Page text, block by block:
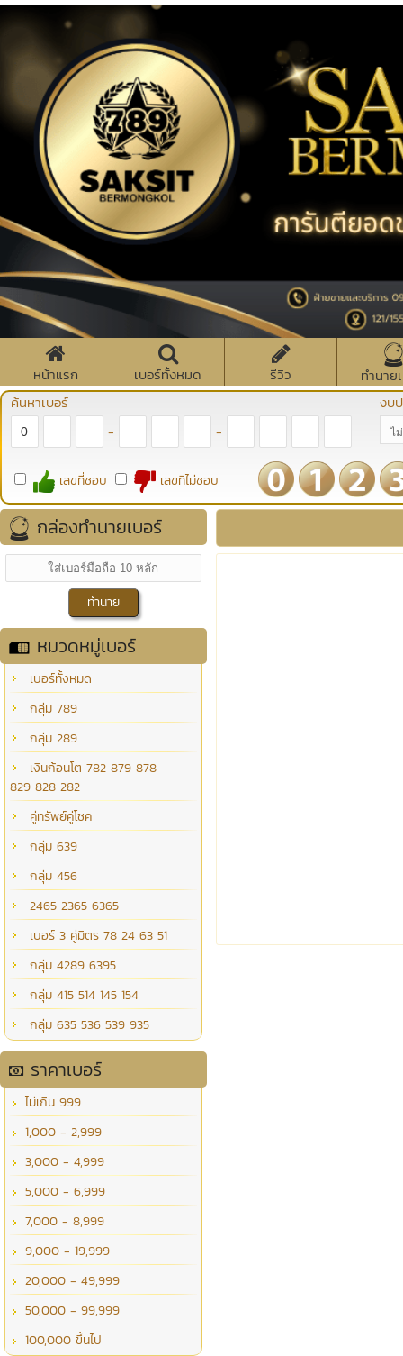
หน้าแรก เบอร์ทั้งหมด รีวิว
ทำนาย
ค้นหาเบอร์
- -
งบ
เลขที่ชอบ เลขที่ไม่ชอบ
กล่องทำนายเบอร์
หมวดหมู่เบอร์
เบอร์ทั้งหมด
กลุ่ม 789
กลุ่ม 289
เงินก้อนโต 782 879 878
829 828 282
คู่ทรัพย์คู่โชค
กลุ่ม 639
กลุ่ม 456
2465 2365 6365
เบอร์ 3 คู่มิตร 78 24 63 51
กลุ่ม 4289 6395
กลุ่ม 415 514 145 154
กลุ่ม 635 536 539 935
ราคาเบอร์
ไม่เกิน 999
1,000 - 2,999
3,000 - 4,999
5,000 - 6,999
7,000 - 8,999
9,000 - 19,999
20,000 - 49,999
50,000 - 99,999
100,000 ขึ้นไป